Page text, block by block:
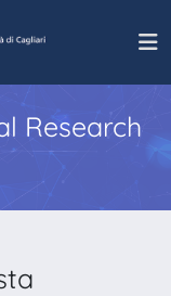
Research